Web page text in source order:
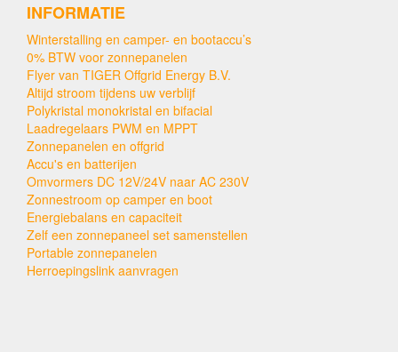
INFORMATIE
Winterstalling en camper- en bootaccu’s
0% BTW voor zonnepanelen
Flyer van TIGER Offgrid Energy B.V.
Altijd stroom tijdens uw verblijf
Polykristal monokristal en bifacial
Laadregelaars PWM en MPPT
Zonnepanelen en offgrid
Accu's en batterijen
Omvormers DC 12V/24V naar AC 230V
Zonnestroom op camper en boot
Energiebalans en capaciteit
Zelf een zonnepaneel set samenstellen
Portable zonnepanelen
Herroepingslink aanvragen